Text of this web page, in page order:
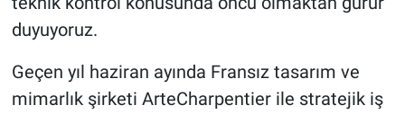
duyuyoruz.
Geçen yıl haziran ayında Fransız tasarım ve
mimarlık şirketi ArteCharpentier ile stratejik iş